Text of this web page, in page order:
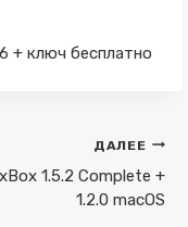
+ ключ бесплатно
ДАЛЕЕ
1.5.2 Complete +
1.2.0 macOS